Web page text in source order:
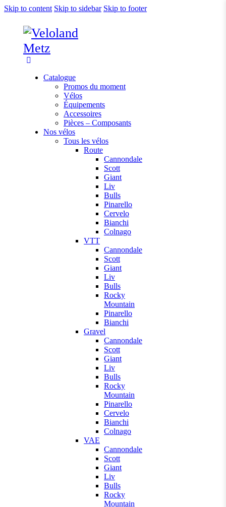
Skip to content Skip to sidebar Skip to footer
Catalogue
Promos du moment
Vélos
Équipements
Accessoires
Pièces – Composants
Nos vélos
Tous les vélos
Route
Cannondale
Scott
Giant
Liv
Bulls
Pinarello
Cervelo
Bianchi
Colnago
VTT
Cannondale
Scott
Giant
Liv
Bulls
Rocky
Mountain
Pinarello
Bianchi
Gravel
Cannondale
Scott
Giant
Liv
Bulls
Rocky
Mountain
Pinarello
Cervelo
Bianchi
Colnago
VAE
Cannondale
Scott
Giant
Liv
Bulls
Rocky
Mountain